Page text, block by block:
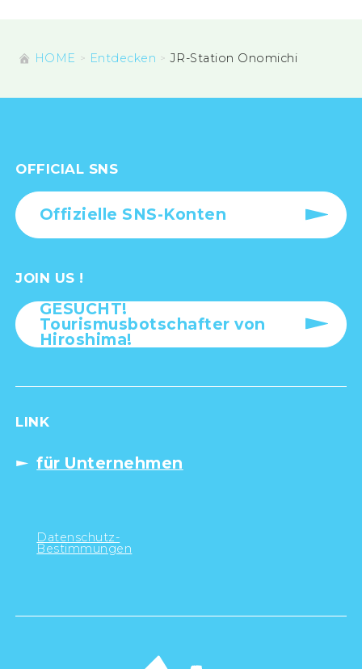
HOME Entdecken JR-Station Onomichi
OFFICIAL SNS
Offizielle SNS-Konten
JOIN US !
GESUCHT!
Tourismusbotschafter von
Hiroshima!
LINK
für Unternehmen
Datenschutz-
Bestimmungen